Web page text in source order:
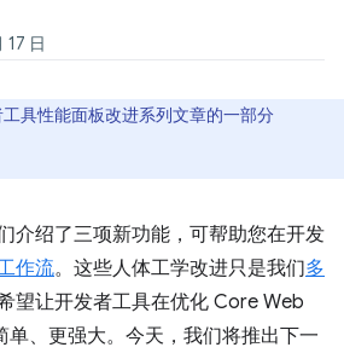
日
具性能面板改进系列文章的一部分
介绍了三项新功能，可帮助您在开发
作流。这些人体工学改进只是我们多
望让开发者工具在优化 Core Web
单、更强大。今天，我们将推出下一